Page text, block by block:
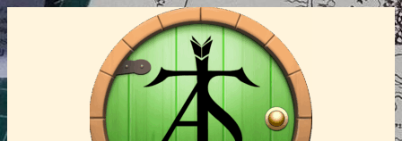
Vai
al
contenuto